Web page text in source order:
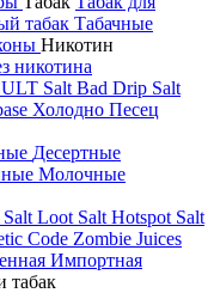
табак Табачные
Никотин
никотина
Salt Bad Drip Salt
Холодно Песец
Десертные
Молочные
Loot Salt Hotspot Salt
Code Zombie Juices
Импортная
табак